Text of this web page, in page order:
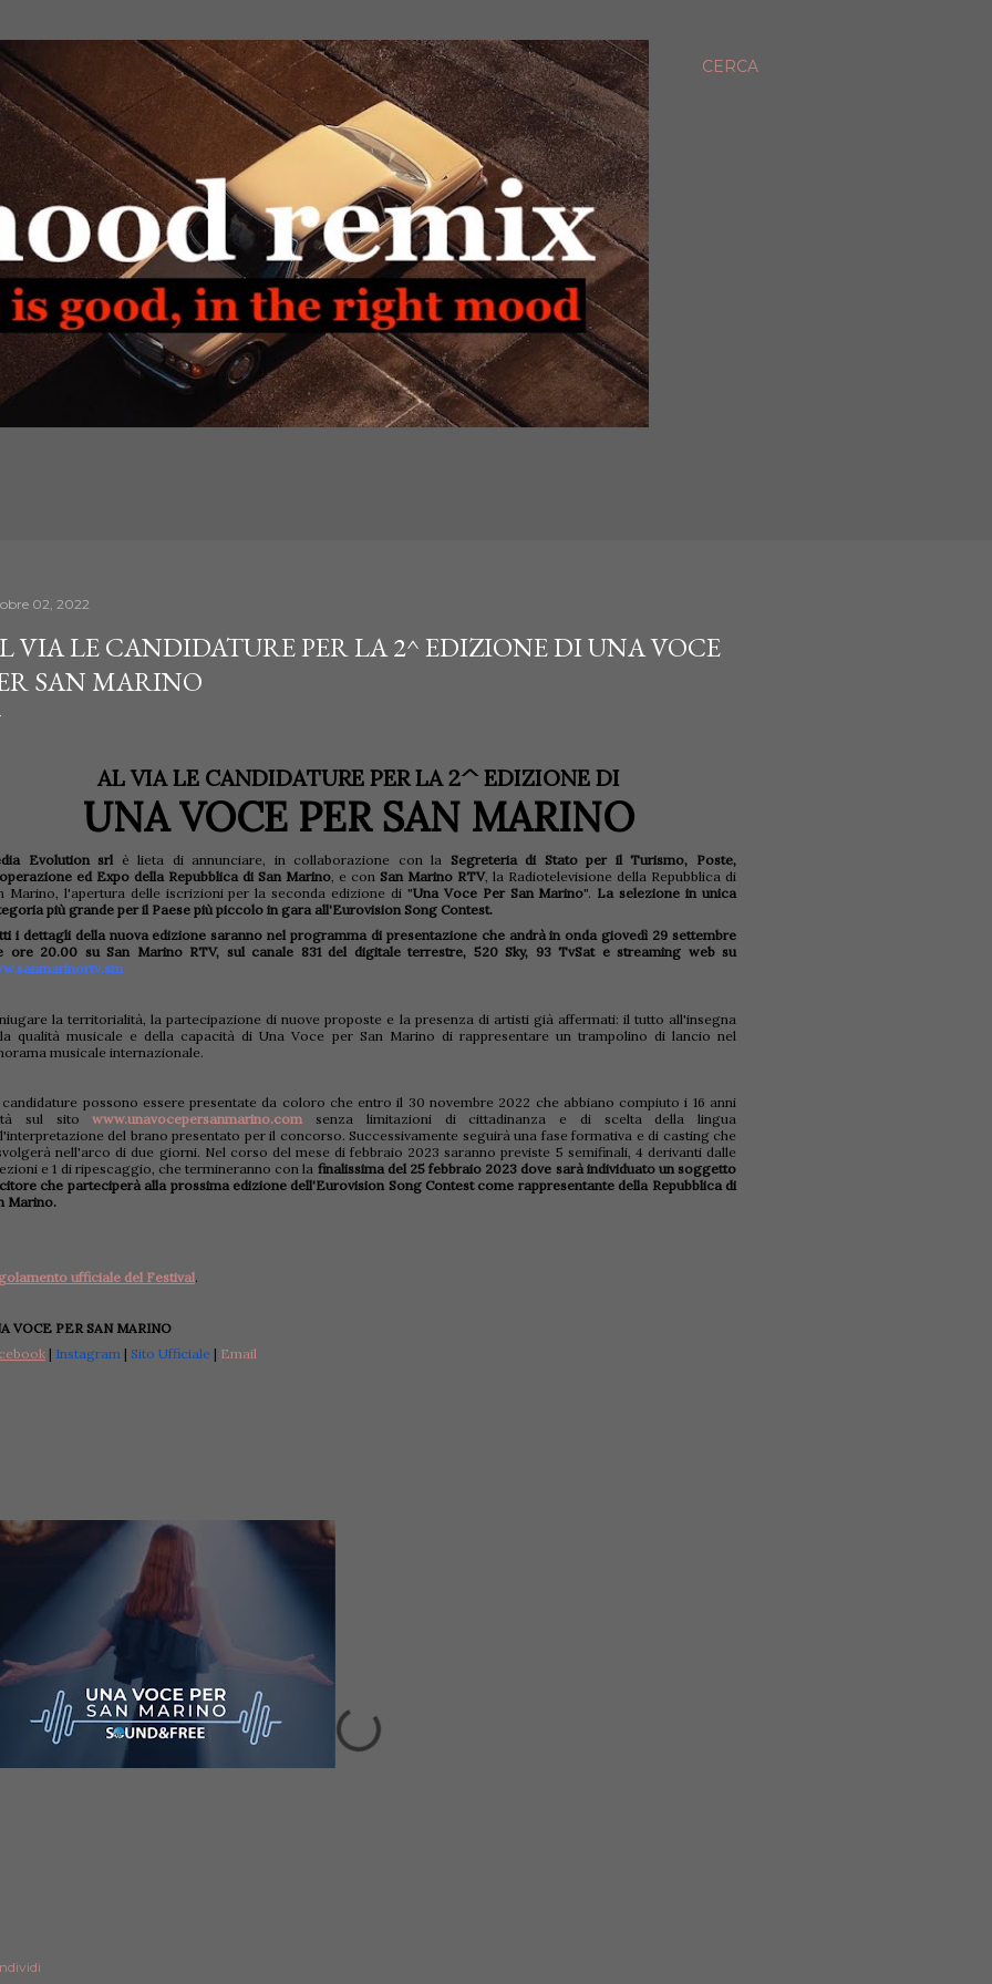
CERCA
02, 2022
VIA LE CANDIDATURE PER LA 2^ EDIZIONE DI UNA VOCE
SAN MARINO
AL VIA LE CANDIDATURE PER LA 2^ EDIZIONE DI
UNA VOCE PER SAN MARINO
Evolution srl è lieta di annunciare, in collaborazione con la Segreteria di Stato per il Turismo, Poste,
ed Expo della Repubblica di San Marino, e con San Marino RTV, la Radiotelevisione della Repubblica di
Marino, l'apertura delle iscrizioni per la seconda edizione di "Una Voce Per San Marino". La selezione in unica
più grande per il Paese più piccolo in gara all'Eurovision Song Contest.
i dettagli della nuova edizione saranno nel programma di presentazione che andrà in onda giovedì 29 settembre
ore 20.00 su San Marino RTV, sul canale 831 del digitale terrestre, 520 Sky, 93 TvSat e streaming web su
la territorialità, la partecipazione di nuove proposte e la presenza di artisti già affermati: il tutto all'insegna
qualità musicale e della capacità di Una Voce per San Marino di rappresentare un trampolino di lancio nel
musicale internazionale.
possono essere presentate da coloro che entro il 30 novembre 2022 che abbiano compiuto i 16 anni
sul sitowww.unavocepersanmarino.com senza limitazioni di cittadinanza e di scelta della lingua
del brano presentato per il concorso. Successivamente seguirà una fase formativa e di casting che
nell'arco di due giorni. Nel corso del mese di febbraio 2023 saranno previste 5 semifinali, 4 derivanti dalle
e 1 di ripescaggio, che termineranno con la finalissima del 25 febbraio 2023 dove sarà individuato un soggetto
che parteciperà alla prossima edizione dell'Eurovision Song Contest come rappresentante della Repubblica di
Marino.
ufficiale del Festival.
VOCE PER SAN MARINO
| Instagram | Sito Ufficiale | Email